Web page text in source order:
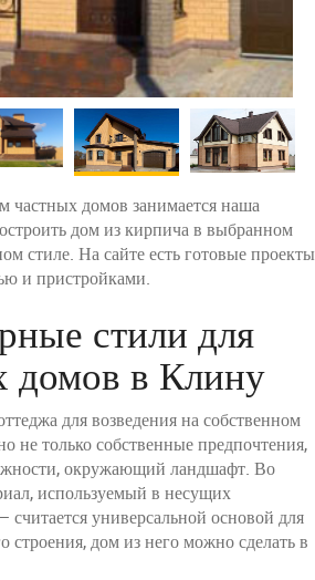
частных домов занимается наша
дом из кирпича в выбранном
стиле. На сайте есть готовые проекты
и пристройками.
стили для
домов в Клину
для возведения на собственном
не только собственные предпочтения,
окружающий ландшафт. Во
используемый в несущих
универсальной основой для
строения, дом из него можно сделать в